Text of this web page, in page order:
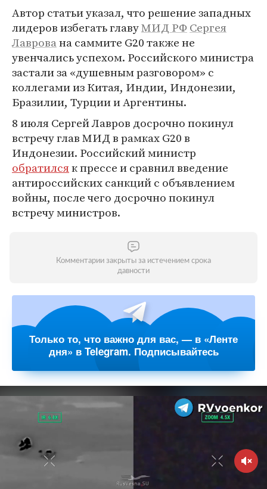
Автор статьи указал, что решение западных
лидеров избегать главуМИД РФ Сергея
Лаврована саммите G20 также не
увенчались успехом. Российского министра
застали за «душевным разговором» с
коллегами из Китая, Индии, Индонезии,
Бразилии, Турции и Аргентины.
8 июля Сергей Лавров досрочно покинул
встречу глав МИД в рамках G20 в
Индонезии. Российский министр
обратилсяк прессе и сравнил введение
антироссийских санкций с объявлением
войны, после чего досрочно покинул
встречу министров.
Комментарии закрыты за истечением срока
давности
Только то, что важно для вас, — в «Ленте
дня» в Telegram. Подписывайтесь